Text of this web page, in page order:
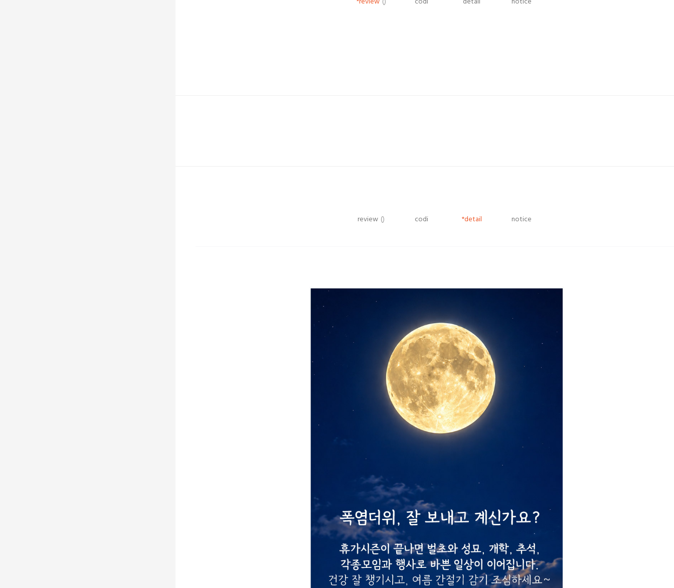
review () codi *detail notice